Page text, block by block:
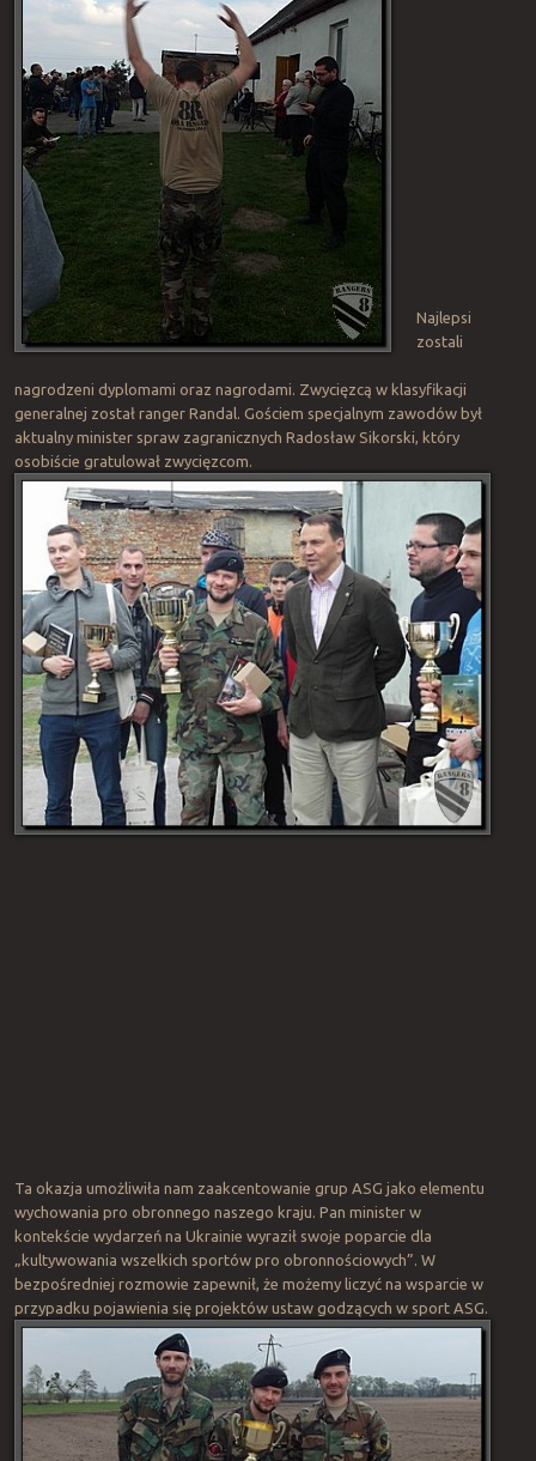
Najlepsi
zostali
nagrodzeni dyplomami oraz nagrodami. Zwycięzcą w klasyfikacji
generalnej został ranger Randal. Gościem specjalnym zawodów był
aktualny minister spraw zagranicznych Radosław Sikorski, który
osobiście gratulował zwycięzcom.
Ta okazja umożliwiła nam zaakcentowanie grup ASG jako elementu
wychowania pro obronnego naszego kraju. Pan minister w
kontekście wydarzeń na Ukrainie wyraził swoje poparcie dla
„kultywowania wszelkich sportów pro obronnościowych”. W
bezpośredniej rozmowie zapewnił, że możemy liczyć na wsparcie w
przypadku pojawienia się projektów ustaw godzących w sport ASG.